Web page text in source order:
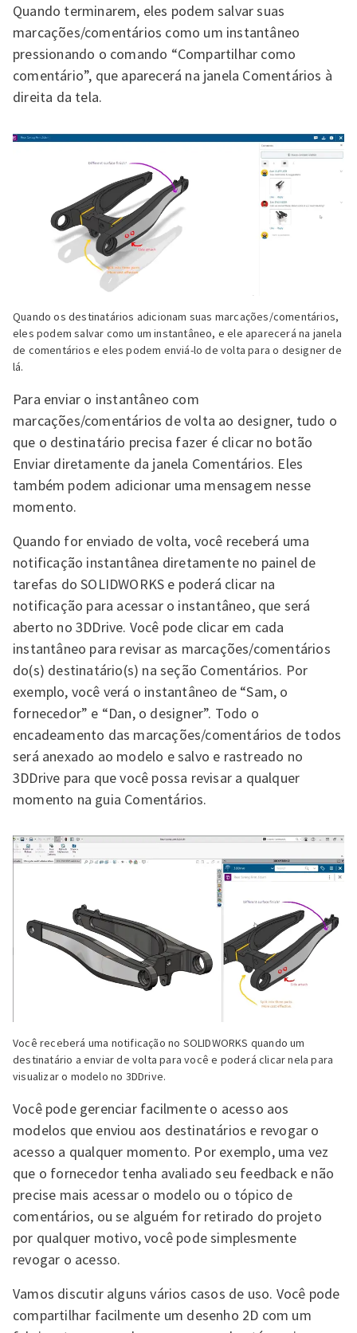
Quando terminarem, eles podem salvar suas
marcações/comentários como um instantâneo
pressionando o comando “Compartilhar como
comentário”, que aparecerá na janela Comentários à
direita da tela.
Quando os destinatários adicionam suas marcações/comentários,
eles podem salvar como um instantâneo, e ele aparecerá na janela
de comentários e eles podem enviá-lo de volta para o designer de
lá.
Para enviar o instantâneo com
marcações/comentários de volta ao designer, tudo o
que o destinatário precisa fazer é clicar no botão
Enviar diretamente da janela Comentários. Eles
também podem adicionar uma mensagem nesse
momento.
Quando for enviado de volta, você receberá uma
notificação instantânea diretamente no painel de
tarefas do SOLIDWORKS e poderá clicar na
notificação para acessar o instantâneo, que será
aberto no 3DDrive. Você pode clicar em cada
instantâneo para revisar as marcações/comentários
do(s) destinatário(s) na seção Comentários. Por
exemplo, você verá o instantâneo de “Sam, o
fornecedor” e “Dan, o designer”. Todo o
encadeamento das marcações/comentários de todos
será anexado ao modelo e salvo e rastreado no
3DDrive para que você possa revisar a qualquer
momento na guia Comentários.
Você receberá uma notificação no SOLIDWORKS quando um
destinatário a enviar de volta para você e poderá clicar nela para
visualizar o modelo no 3DDrive.
Você pode gerenciar facilmente o acesso aos
modelos que enviou aos destinatários e revogar o
acesso a qualquer momento. Por exemplo, uma vez
que o fornecedor tenha avaliado seu feedback e não
precise mais acessar o modelo ou o tópico de
comentários, ou se alguém for retirado do projeto
por qualquer motivo, você pode simplesmente
revogar o acesso.
Vamos discutir alguns vários casos de uso. Você pode
compartilhar facilmente um desenho 2D com um